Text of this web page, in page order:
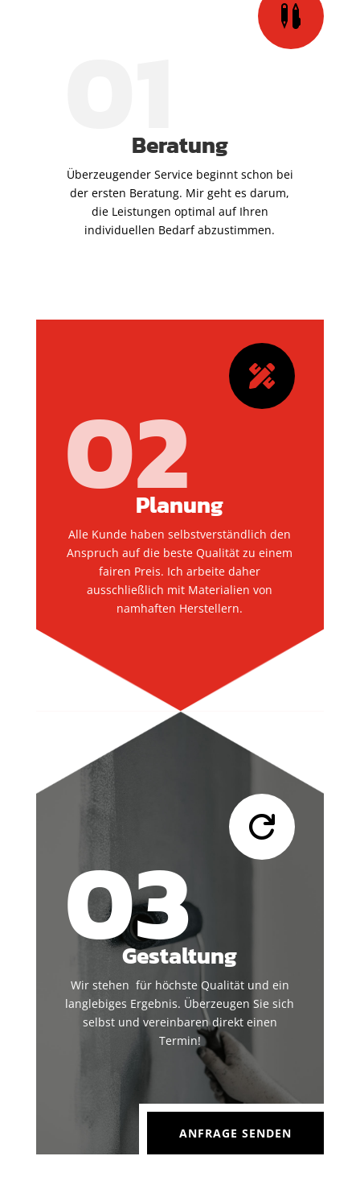

Beratung
Überzeugender Service beginnt schon bei
der ersten Beratung. Mir geht es darum,
die Leistungen optimal auf Ihren
individuellen Bedarf abzustimmen.

02
Planung
Alle Kunde haben selbstverständlich den
Anspruch auf die beste Qualität zu einem
fairen Preis. Ich arbeite daher
ausschließlich mit Materialien von
namhaften Herstellern.

03
Gestaltung
Wir stehen für höchste Qualität und ein
langlebiges Ergebnis. Überzeugen Sie sich
selbst und vereinbaren direkt einen
Termin!
ANFRAGE SENDEN